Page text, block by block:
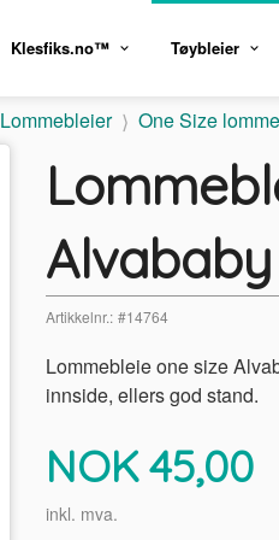
Klesfiks.no™ Tøybleier
Lommebleier One Size
Artikkelnr.: #14764
Lommebleie one size
innside, ellers god stand.
Pris
NOK45,00
inkl. mva.